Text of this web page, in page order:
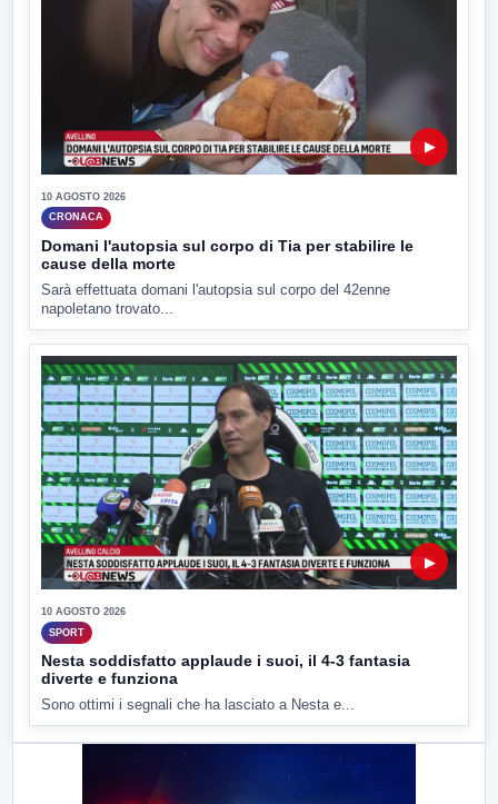
▶
10 AGOSTO 2026
CRONACA
Domani l'autopsia sul corpo di Tia per stabilire le
cause della morte
Sarà effettuata domani l'autopsia sul corpo del 42enne
napoletano trovato...
▶
10 AGOSTO 2026
SPORT
Nesta soddisfatto applaude i suoi, il 4-3 fantasia
diverte e funziona
Sono ottimi i segnali che ha lasciato a Nesta e...